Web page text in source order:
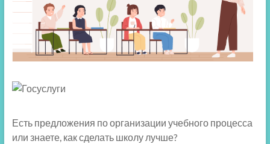
Есть предложения по организации учебного процесса
или знаете, как сделать школу лучше?